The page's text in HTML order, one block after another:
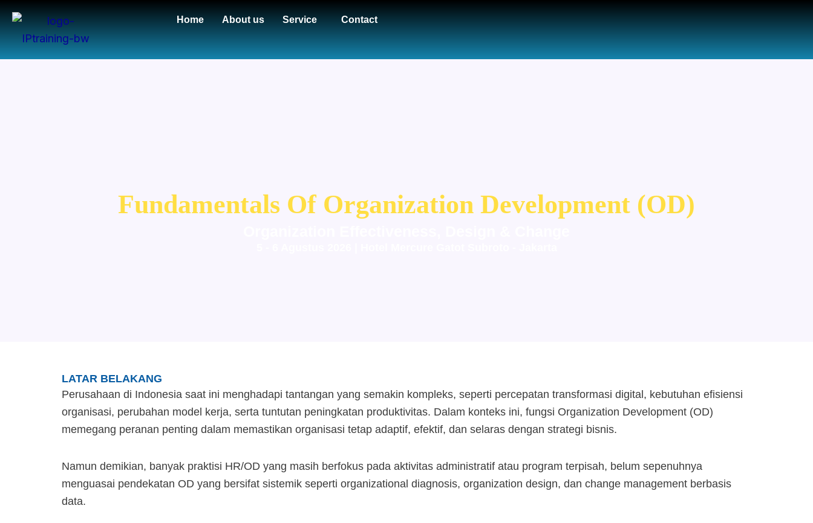
Home About us Service Contact
Fundamentals Of Organization Development (OD)
LATAR BELAKANG
Perusahaan di Indonesia saat ini menghadapi tantangan yang semakin kompleks, seperti percepatan transformasi digital, kebutuhan efisiensi
organisasi, perubahan model kerja, serta tuntutan peningkatan produktivitas. Dalam konteks ini, fungsi Organization Development (OD)
memegang peranan penting dalam memastikan organisasi tetap adaptif, efektif, dan selaras dengan strategi bisnis.
Namun demikian, banyak praktisi HR/OD yang masih berfokus pada aktivitas administratif atau program terpisah, belum sepenuhnya
menguasai pendekatan OD yang bersifat sistemik seperti organizational diagnosis, organization design, dan change management berbasis
data.